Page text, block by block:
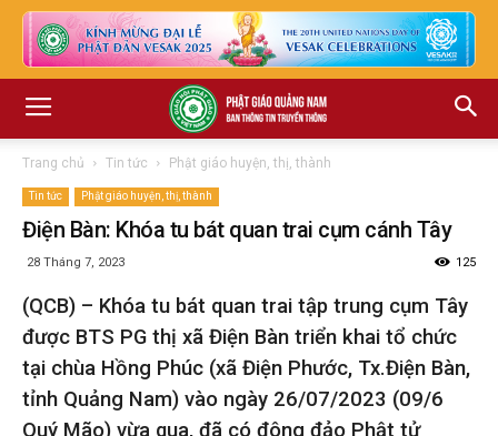
Trang chủ Tin tức Phật giáo huyện, thị, thành
Tin tức Phật giáo huyện, thị, thành
Điện Bàn: Khóa tu bát quan trai cụm cánh Tây
28 Tháng 7, 2023 125
(QCB) – Khóa tu bát quan trai tập trung cụm Tây
được BTS PG thị xã Điện Bàn triển khai tổ chức
tại chùa Hồng Phúc (xã Điện Phước, Tx.Điện Bàn,
tỉnh Quảng Nam) vào ngày 26/07/2023 (09/6
Quý Mão) vừa qua, đã có đông đảo Phật tử